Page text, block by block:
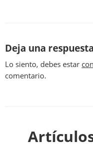
Deja una respuesta
Lo siento, debes estar
comentario.